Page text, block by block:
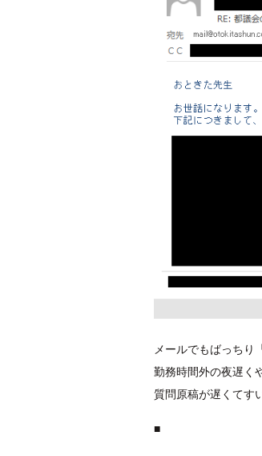
メールでもばっちり
勤務時間外の夜遅く
質問原稿が遅くてす
■